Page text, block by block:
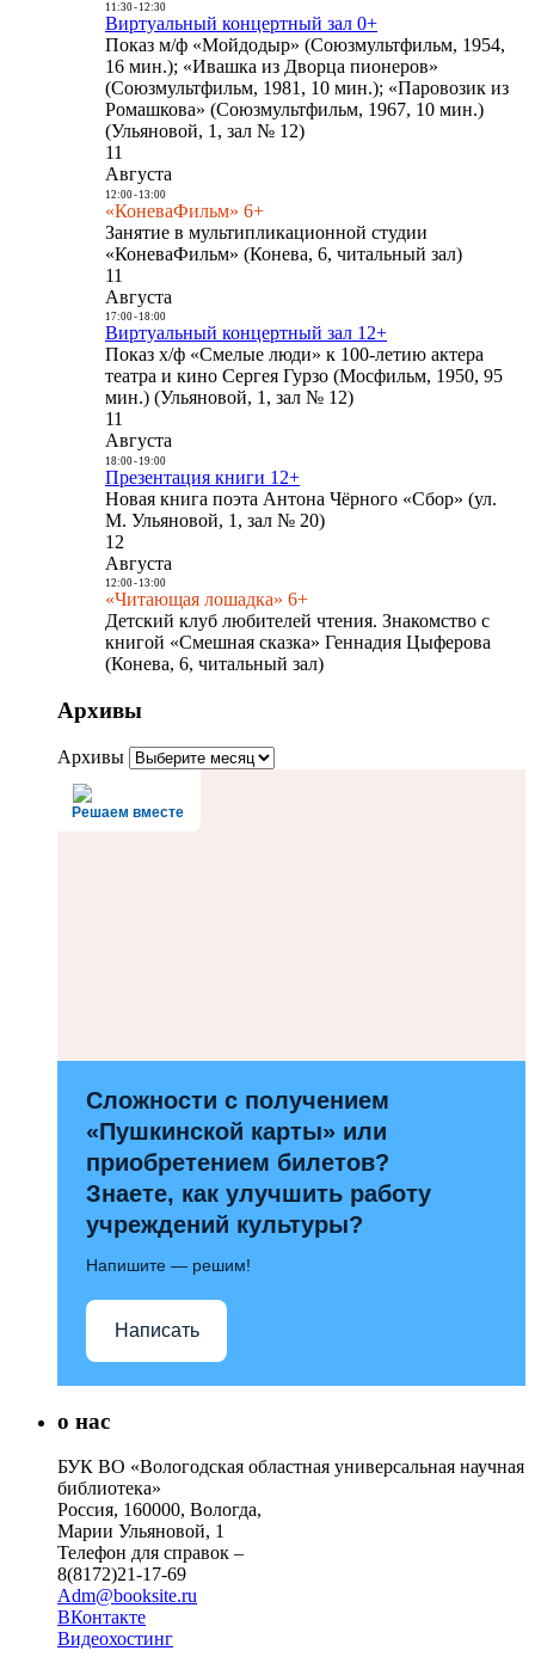
11:30- 12:30
Виртуальный концертный зал 0+
Показ м/ф «Мойдодыр» (Союзмультфильм, 1954,
16 мин.); «Ивашка из Дворца пионеров»
(Союзмультфильм, 1981, 10 мин.); «Паровозик из
Ромашкова» (Союзмультфильм, 1967, 10 мин.)
(Ульяновой, 1, зал № 12)
11
Августа
12:00- 13:00
«КоневаФильм» 6+
Занятие в мультипликационной студии
«КоневаФильм» (Конева, 6, читальный зал)
11
Августа
17:00- 18:00
Виртуальный концертный зал 12+
Показ х/ф «Смелые люди» к 100-летию актера
театра и кино Сергея Гурзо (Мосфильм, 1950, 95
мин.) (Ульяновой, 1, зал № 12)
11
Августа
18:00- 19:00
Презентация книги 12+
Новая книга поэта Антона Чёрного «Сбор» (ул.
М. Ульяновой, 1, зал № 20)
12
Августа
12:00- 13:00
«Читающая лошадка» 6+
Детский клуб любителей чтения. Знакомство с
книгой «Смешная сказка» Геннадия Цыферова
(Конева, 6, читальный зал)
Архивы
Архивы
Решаем вместе
Сложности с получением
«Пушкинской карты» или
приобретением билетов?
Знаете, как улучшить работу
учреждений культуры?
Напишите — решим!
Написать
о нас
БУК ВО «Вологодская областная универсальная научная
библиотека»
Россия, 160000, Вологда,
Марии Ульяновой, 1
Телефон для справок –
8(8172)21-17-69
Adm@booksite.ru
ВКонтакте
Видеохостинг